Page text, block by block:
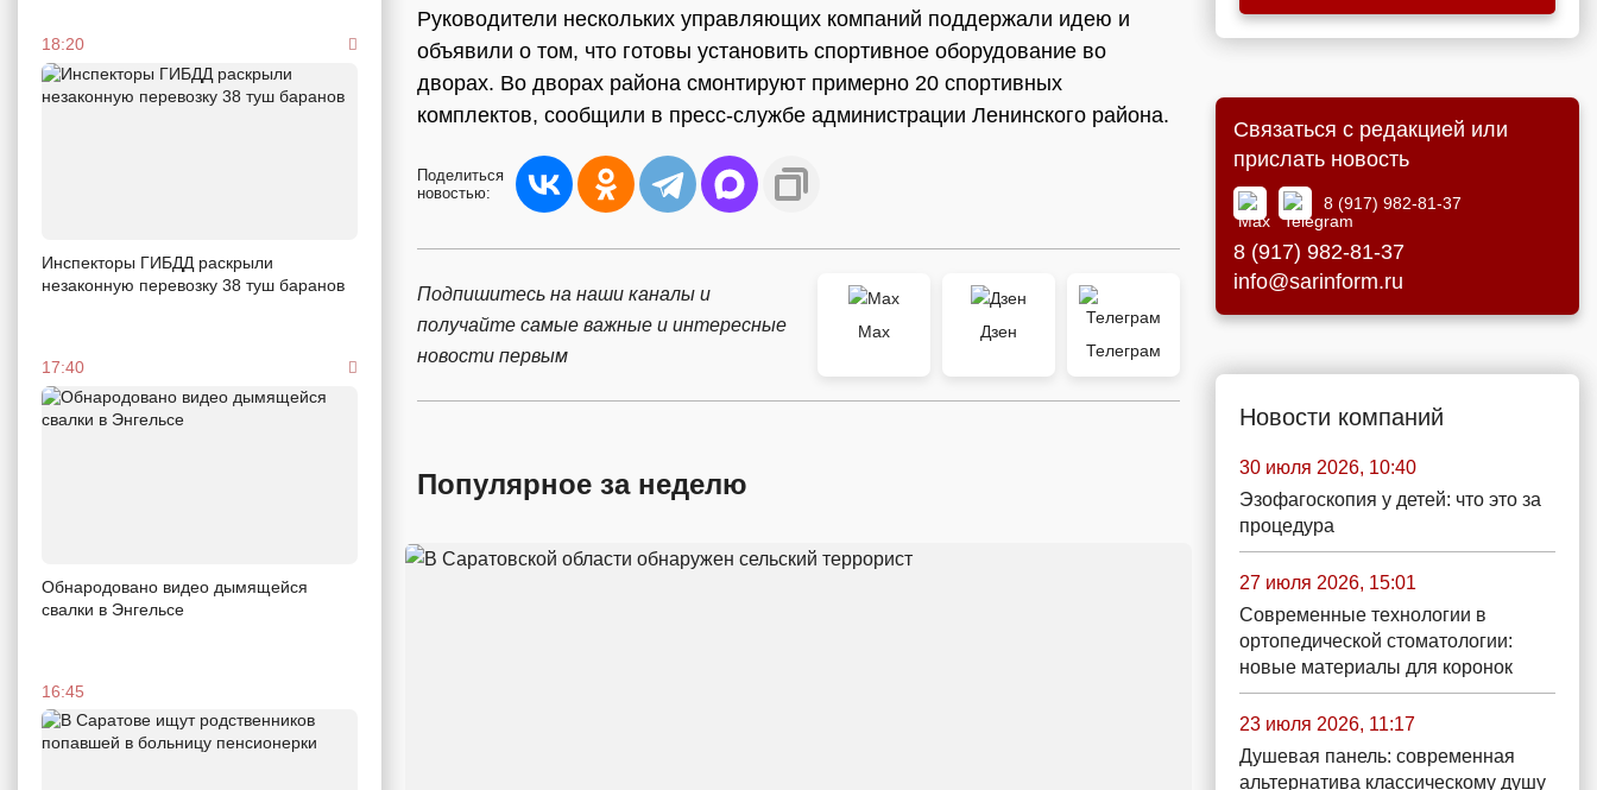
18:20
Инспекторы ГИБДД раскрыли
незаконную перевозку 38 туш баранов
17:40
Обнародовано видео дымящейся
свалки в Энгельсе
16:45
Руководители нескольких управляющих компаний поддержали идею и
объявили о том, что готовы установить спортивное оборудование во
дворах. Во дворах района смонтируют примерно 20 спортивных
комплектов, сообщили в пресс-службе администрации Ленинского района.
Поделиться
новостью:
Подпишитесь на наши каналы и
получайте самые важные и интересные
новости первым
Max
Дзен
Телеграм
Популярное за неделю
Связаться с редакцией или
прислать новость
8 (917) 982-81-37
8 (917) 982-81-37
info@sarinform.ru
Новости компаний
30 июля 2026, 10:40
Эзофагоскопия у детей: что это за
процедура
27 июля 2026, 15:01
Современные технологии в
ортопедической стоматологии:
новые материалы для коронок
23 июля 2026, 11:17
Душевая панель: современная
альтернатива классическому душу